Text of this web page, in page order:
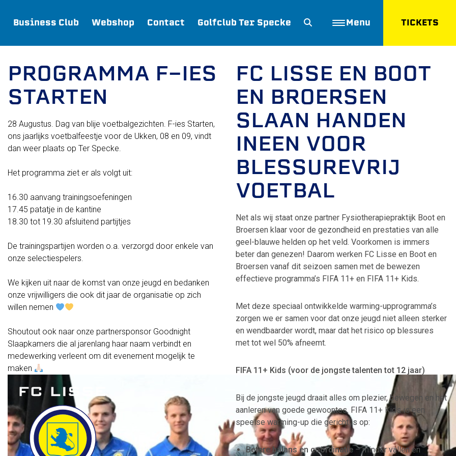
Business Club Webshop Contact Golfclub Ter Specke Menu TICKETS
ZOEKEN
Webshop
Aanmelden voor proeftraining
Lid worden van FC Lisse
Word vrijwilliger
Uitschrijven
Teams
FC Lisse 1
Toegangs- en seizoenskaarten
Vrouwen- en meidenvoetbal
7 tegen 7 Voetbal (35+)
Uitslagen
Programma
LED-boarding NIEUW!
Sponsoren
Business Club 2.0
Heeren van Ter Specke
Tijd
PROGRAMMA F-IES
STARTEN
28 Augustus. Dag van blije voetbalgezichten. F-ies Starten,
ons jaarlijks voetbalfeestje voor de Ukken, 08 en 09, vindt
dan weer plaats op Ter Specke.
Het programma ziet er als volgt uit:
16.30 aanvang trainingsoefeningen
17.45 patatje in de kantine
18.30 tot 19.30 afsluitend partijtjes
De trainingspartijen worden o.a. verzorgd door enkele van
onze selectiespelers.
We kijken uit naar de komst van onze jeugd en bedanken
onze vrijwilligers die ook dit jaar de organisatie op zich
willen nemen
Shoutout ook naar onze partnersponsor Goodnight
Slaapkamers die al jarenlang haar naam verbindt en
medewerking verleent om dit evenement mogelijk te
maken
FC LISSE EN BOOT
EN BROERSEN
SLAAN HANDEN
INEEN VOOR
BLESSUREVRIJ
VOETBAL
Net als wij staat onze partner Fysiotherapiepraktijk Boot en
Broersen klaar voor de gezondheid en prestaties van alle
geel-blauwe helden op het veld. Voorkomen is immers
beter dan genezen! Daarom werken FC Lisse en Boot en
Broersen vanaf dit seizoen samen met de bewezen
effectieve programma’s FIFA 11+ en FIFA 11+ Kids.
Met deze speciaal ontwikkelde warming-upprogramma’s
zorgen we er samen voor dat onze jeugd niet alleen sterker
en wendbaarder wordt, maar dat het risico op blessures
met tot wel 50% afneemt.
FIFA 11+ Kids (voor de jongste talenten tot 12 jaar)
Bij de jongste jeugd draait alles om plezier, bewegen en het
aanleren van goede gewoontes. FIFA 11+ Kids is een
speelse warming-up die gericht is op:
Betere balans en coördinatie– minder vallen en